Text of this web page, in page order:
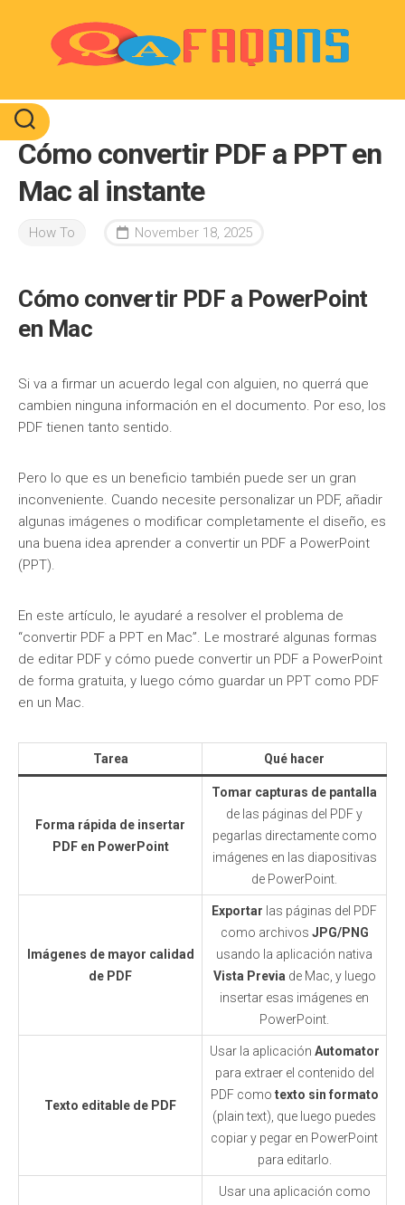
Cómo convertir PDF a PPT en
Mac al instante
How To November 18, 2025
Cómo convertir PDF a PowerPoint
en Mac
Si va a firmar un acuerdo legal con alguien, no querrá que
cambien ninguna información en el documento. Por eso, los
PDF tienen tanto sentido.
Pero lo que es un beneficio también puede ser un gran
inconveniente. Cuando necesite personalizar un PDF, añadir
algunas imágenes o modificar completamente el diseño, es
una buena idea aprender a convertir un PDF a PowerPoint
(PPT).
En este artículo, le ayudaré a resolver el problema de
“convertir PDF a PPT en Mac”. Le mostraré algunas formas
de editar PDF y cómo puede convertir un PDF a PowerPoint
de forma gratuita, y luego cómo guardar un PPT como PDF
en un Mac.
Tarea Qué hacer
Forma rápida de insertar
PDF en PowerPoint
Tomar capturas de pantalla
de las páginas del PDF y
pegarlas directamente como
imágenes en las diapositivas
de PowerPoint.
Imágenes de mayor calidad
de PDF
Exportar las páginas del PDF
como archivos JPG/PNG
usando la aplicación nativa
Vista Previa de Mac, y luego
insertar esas imágenes en
PowerPoint.
Texto editable de PDF
Usar la aplicación Automator
para extraer el contenido del
PDF como texto sin formato
(plain text), que luego puedes
copiar y pegar en PowerPoint
para editarlo.
Usar una aplicación como